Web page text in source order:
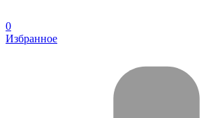
0
Избранное